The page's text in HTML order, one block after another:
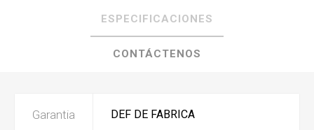
ESPECIFICACIONES
CONTÁCTENOS
Garantia DEF DE FABRICA